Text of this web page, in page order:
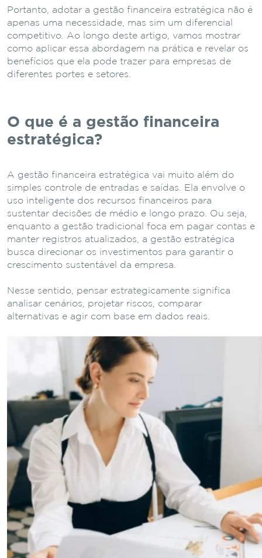
Portanto, adotar a gestão financeira estratégica não é
apenas uma necessidade, mas sim um diferencial
competitivo. Ao longo deste artigo, vamos mostrar
como aplicar essa abordagem na prática e revelar os
benefícios que ela pode trazer para empresas de
diferentes portes e setores.
O que é a gestão financeira
estratégica?
A gestão financeira estratégica vai muito além do
simples controle de entradas e saídas. Ela envolve o
uso inteligente dos recursos financeiros para
sustentar decisões de médio e longo prazo. Ou seja,
enquanto a gestão tradicional foca em pagar contas e
manter registros atualizados, a gestão estratégica
busca direcionar os investimentos para garantir o
crescimento sustentável da empresa.
Nesse sentido, pensar estrategicamente significa
analisar cenários, projetar riscos, comparar
alternativas e agir com base em dados reais.